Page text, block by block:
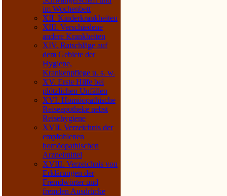
im Wochenbett
XII. Kinderkrankheiten
XIII. Verschiedene
andere Krankheiten
XIV. Ratschläge auf
dem Gebiete der
Hygiene,
Krankenpflege u. s. w.
XV. Erste Hilfe bei
plötzlichen Unfällen
XVI. Homöopathische
Reiseapotheke nebst
Reisehygiene
XVII. Verzeichnis der
empfohlenen
homöopathischen
Arzneimittel
XVIII. Verzeichnis von
Erklärungen der
Fremdwörter und
fremden Ausdrücke